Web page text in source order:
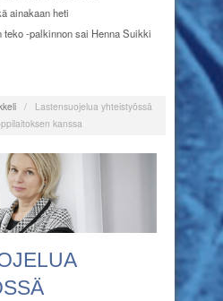
ainakaan heti
teko -palkinnon sai Henna Suikki
/
Lastensuojelua yhteistyössä
kanssa